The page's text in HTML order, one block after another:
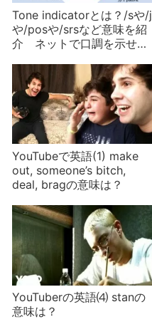
Tone indicatorとは？/sや/j
や/posや/srsなど意味を紹
介 ネットで口調を示せる
行か
YouTubeで英語(1) make
out, someone’s bitch,
deal, bragの意味は？
YouTuberの英語⑷ stanの
意味は？